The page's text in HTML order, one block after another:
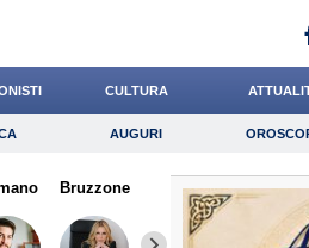
CULTURA
Auguri
Giornalista Lavoro
AUGURI
Bruzzone Mazzone Buzzatti